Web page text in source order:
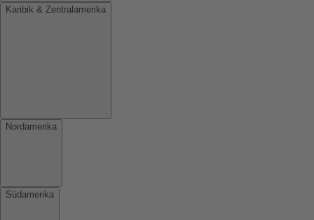
Karibik & Zentralamerika
Nordamerika
Südamerika